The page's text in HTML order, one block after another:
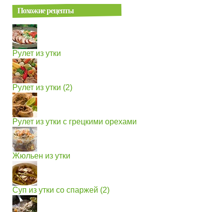
Похожие рецепты
Рулет из утки
Рулет из утки (2)
Рулет из утки с грецкими орехами
Жюльен из утки
Суп из утки со спаржей (2)